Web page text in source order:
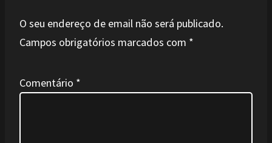
O seu endereço de email não será publicado.
Campos obrigatórios marcados com *
Comentário *